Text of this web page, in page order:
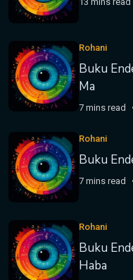
Rohani
Buku
Ma
7 mins read
Rohani
Buku
7 mins read
Rohani
Buku
Haba